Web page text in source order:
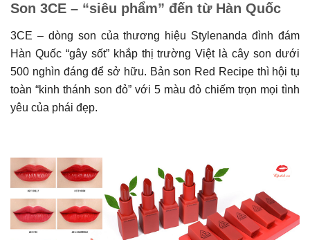
Son 3CE – “siêu phẩm” đến từ Hàn Quốc
3CE – dòng son của thương hiệu Stylenanda đình đám
Hàn Quốc “gây sốt” khắp thị trường Việt là cây son dưới
500 nghìn đáng để sở hữu. Bản son Red Recipe thì hội tụ
toàn “kinh thánh son đỏ” với 5 màu đỏ chiếm trọn mọi tình
yêu của phái đẹp.